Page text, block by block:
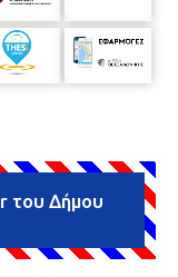
του Δήμου